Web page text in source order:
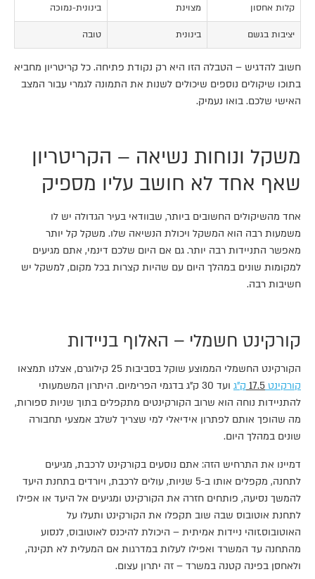
קלות אחסון מצוינת בינונית-נמוכה
יציבות בגשם בינונית טובה
חשוב להדגיש – הטבלה הזו היא רק נקודת פתיחה. כל קריטריון מחביא
בתוכו שיקולים נוספים שיכולים לשנות את התמונה לגמרי עבור המצב
האישי שלכם. בואו נעמיק.
משקל ונוחות נשיאה – הקריטריון
שאף אחד לא חושב עליו מספיק
אחד מהשיקולים החשובים ביותר, שבוודאי בעיר הגדולה יש לו
משמעות רבה הוא המשקל ויכולת הנשיאה שלו. משקל קל יותר
מאפשר התניידות רבה יותר. גם אם היום שלכם דינמי, אתם מגיעים
למקומות שונים במהלך היום עם שהיות קצרות בכל מקום, למשקל יש
חשיבות רבה.
קורקינט חשמלי – האלוף בניידות
הקורקינט החשמלי הממוצע שוקל בסביבות 25 קילוגרם, אצלנו תמצאו
קורקינט 17.5 ק"ג
ועד 30 ק"ג בדגמי הפרימיום. היתרון המשמעותי
להתניידות נוחה הוא שרוב הקורקינטים מתקפלים בתוך שניות ספורות,
מה שהופך אותם לפתרון אידיאלי למי שצריך לשלב אמצעי תחבורה
שונים במהלך היום.
דמיינו את התרחיש הזה: אתם נוסעים בקורקינט לרכבת, מגיעים
לתחנה, מקפלים אותו ב-5 שניות, עולים לרכבת, ויורדים בתחנת היעד
להמשך נסיעה, פותחים חזרה את הקורקינט ומגיעים אל היעד או אפילו
לתחנת אוטובוס שבה שוב תקפלו את הקורקינט ותעלו על
האוטובוס.זוהי ניידות אמיתית – היכולת להיכנס לאוטובוס, לנסוע
מהתחנה עד המשרד ואפילו לעלות במדרגות אם המעלית לא תקינה,
ולאחסן בפינה קטנה במשרד – זה יתרון עצום.